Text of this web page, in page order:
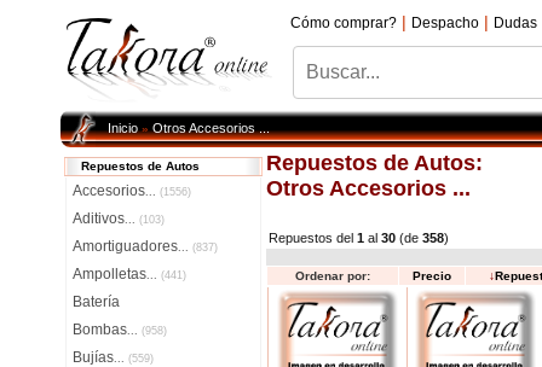
Cómo comprar? | Despacho | Dudas
Inicio»Otros Accesorios ...
Repuestos de Autos
Accesorios... (1556)
Aditivos... (103)
Amortiguadores... (837)
Ampolletas... (441)
Batería
Bombas... (958)
Bujías... (559)
Repuestos de Autos:
Otros Accesorios ...
Repuestos del 1 al 30 (de 358)
Ordenar por: Precio ↓